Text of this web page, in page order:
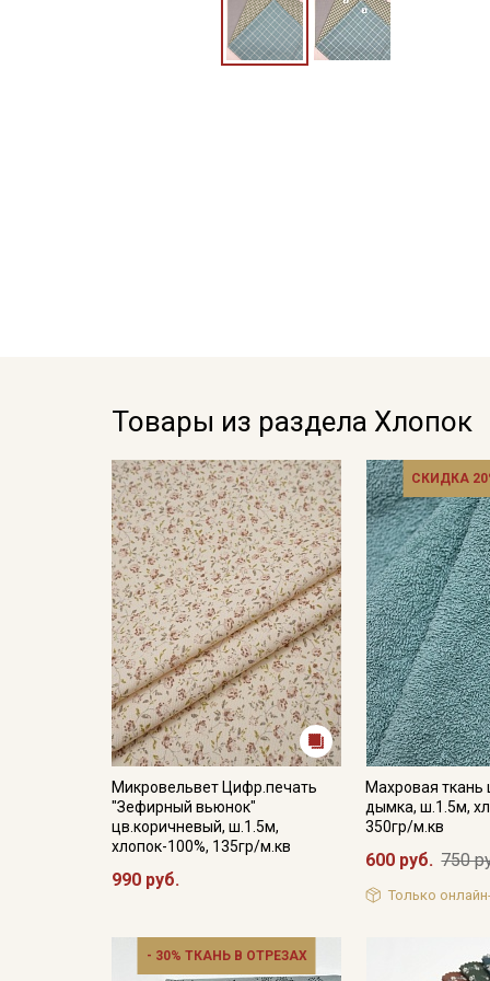
Товары из раздела Хлопок
Микровельвет Цифр.печать
"Зефирный вьюнок"
цв.коричневый, ш.1.5м,
хлопок-100%, 135гр/м.кв
990 руб.
СКИДКА
Махровая ткань
дымка, ш.1.5м,
350гр/м.кв
600 руб. 750
Только
- 30% ТКАНЬ В ОТРЕЗАХ